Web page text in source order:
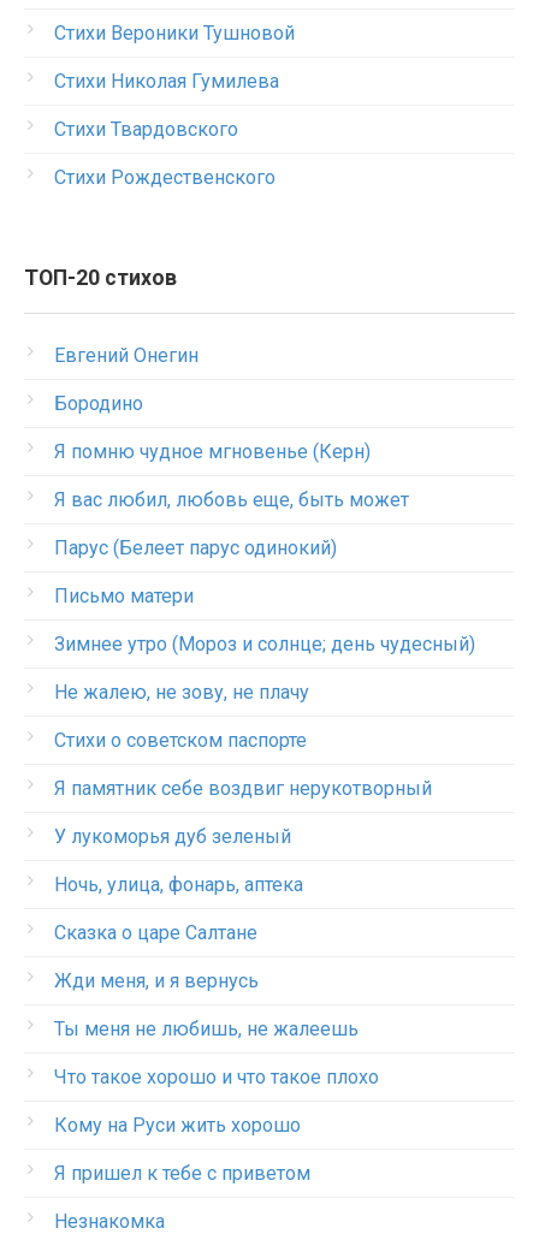
Стихи Вероники Тушновой
Стихи Николая Гумилева
Стихи Твардовского
Стихи Рождественского
ТОП-20 стихов
Евгений Онегин
Бородино
Я помню чудное мгновенье (Керн)
Я вас любил, любовь еще, быть может
Парус (Белеет парус одинокий)
Письмо матери
Зимнее утро (Мороз и солнце; день чудесный)
Не жалею, не зову, не плачу
Стихи о советском паспорте
Я памятник себе воздвиг нерукотворный
У лукоморья дуб зеленый
Ночь, улица, фонарь, аптека
Сказка о царе Салтане
Жди меня, и я вернусь
Ты меня не любишь, не жалеешь
Что такое хорошо и что такое плохо
Кому на Руси жить хорошо
Я пришел к тебе с приветом
Незнакомка